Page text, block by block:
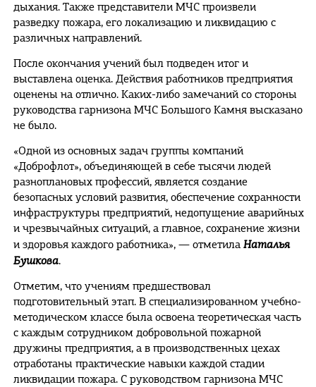
дыхания. Также представители МЧС произвели
разведку пожара, его локализацию и ликвидацию с
различных направлений.
После окончания учений был подведен итог и
выставлена оценка. Действия работников предприятия
оценены на отлично. Каких-либо замечаний со стороны
руководства гарнизона МЧС Большого Камня высказано
не было.
«Одной из основных задач группы компаний
«Доброфлот», объединяющей в себе тысячи людей
разноплановых профессий, является создание
безопасных условий развития, обеспечение сохранности
инфраструктуры предприятий, недопущение аварийных
и чрезвычайных ситуаций, а главное, сохранение жизни
и здоровья каждого работника», — отметила Наталья
Бушкова.
Отметим, что учениям предшествовал
подготовительный этап. В специализированном учебно-
методическом классе была освоена теоретическая часть
с каждым сотрудником добровольной пожарной
дружины предприятия, а в производственных цехах
отработаны практические навыки каждой стадии
ликвидации пожара. С руководством гарнизона МЧС